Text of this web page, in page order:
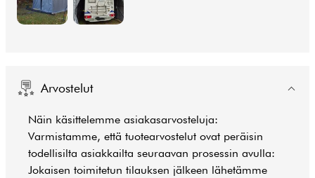
Arvostelut
Näin käsittelemme asiakasarvosteluja:
Varmistamme, että tuotearvostelut ovat peräisin
todellisilta asiakkailta seuraavan prosessin avulla:
Jokaisen toimitetun tilauksen jälkeen lähetämme